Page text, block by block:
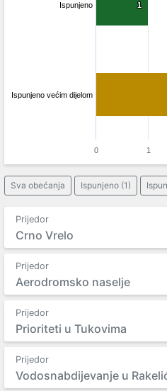
1
1
0 1
Ispunjeno
Ispunjeno većim dijelom
Sva obećanja Ispunjeno (1)
Prijedor
Crno Vrelo
Prijedor
Aerodromsko naselje
Prijedor
Prioriteti u Tukovima
Prijedor
Vodosnabdijevanje u